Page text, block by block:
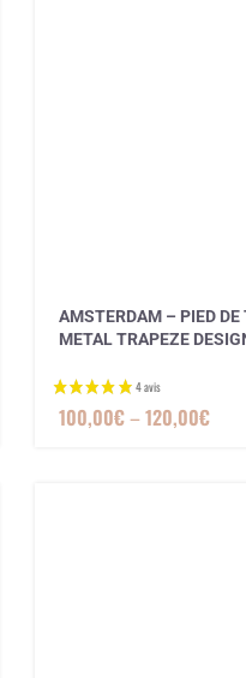
AMSTERDAM – PIED DE
METAL TRAPEZE
100,00€–120,00€